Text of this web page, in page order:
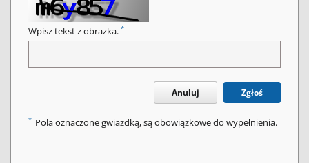
Wpisz tekst z obrazka. *
Anuluj Zgłoś
* Pola oznaczone gwiazdką, są obowiązkowe do wypełnienia.